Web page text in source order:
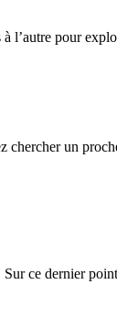
à l’autre pour
chercher un
Sur ce dernier